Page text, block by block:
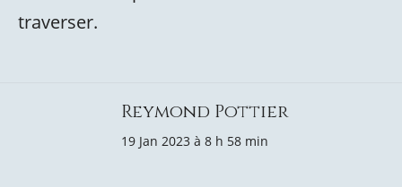
traverser.
Reymond Pottier
19 Jan 2023 à 8 h 58 min